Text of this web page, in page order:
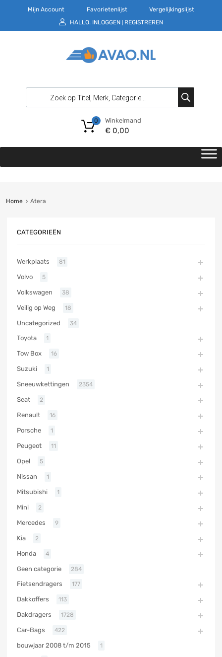
Mijn Account Favorietenlijst
Vergelijkingslijst
HALLO. INLOGGEN REGISTREREN
Winkelmand
€0,00
0
Home Atera
CATEGORIEËN
Werkplaats 81
Volvo 5
Volkswagen 38
Veilig op Weg 18
Uncategorized 34
Toyota 1
Tow Box 16
Suzuki 1
Sneeuwkettingen 2354
Seat 2
Renault 16
Porsche 1
Peugeot 11
Opel 5
Nissan 1
Mitsubishi 1
Mini 2
Mercedes 9
Kia 2
Honda 4
Geen categorie 284
Fietsendragers 177
Dakkoffers 113
Dakdragers 1728
Car-Bags 422
bouwjaar 2008 t/m 2015 1